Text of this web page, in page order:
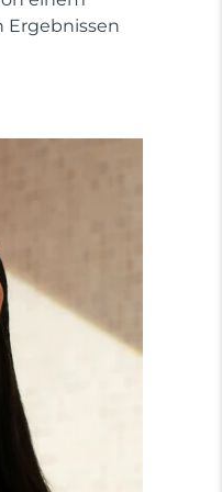
Ergebnissen